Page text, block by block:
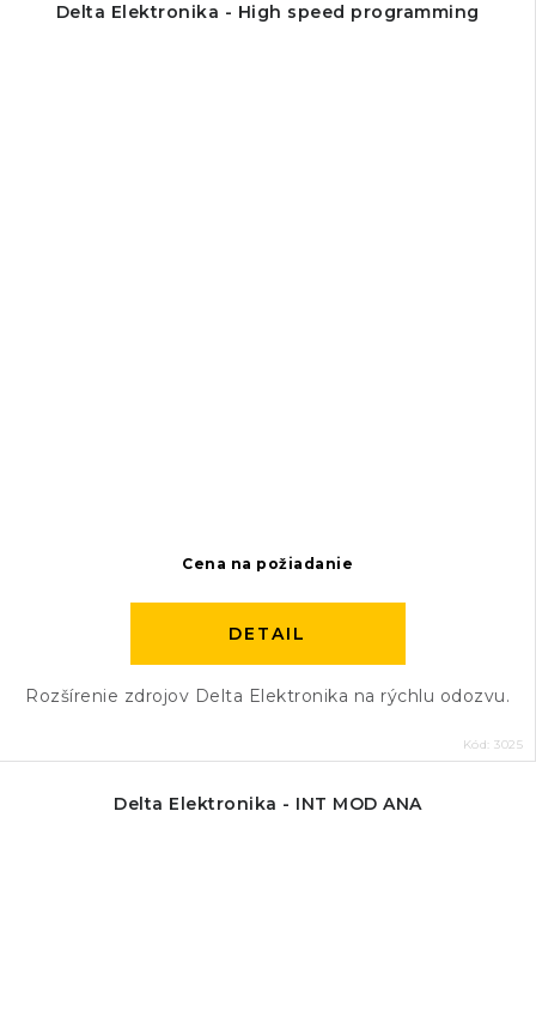
Delta Elektronika - High speed programming
Cena na požiadanie
DETAIL
Rozšírenie zdrojov Delta Elektronika na rýchlu odozvu.
Kód: 3025
Delta Elektronika - INT MOD ANA